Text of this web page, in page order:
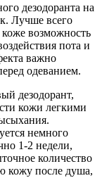
дезодоранта на
Лучше всего
коже возможность
пота и
важно
одеванием.
дезодорант,
кожи легкими
немного
1-2 недели,
количество
кожу после душа,